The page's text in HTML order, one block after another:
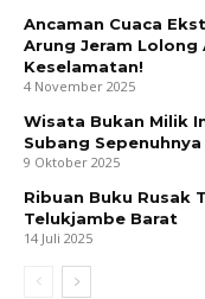
Ancaman Cuaca
Arung Jeram
Keselamatan!
4 November 2025
Wisata Bukan Milik
Subang Sepenuhnya
9 Oktober 2025
Ribuan Buku Rusak
Telukjambe Barat
14 Juli 2025